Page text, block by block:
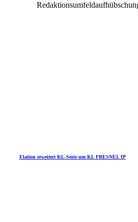
Elation erweitert KL-Serie um KL FRESNEL IP